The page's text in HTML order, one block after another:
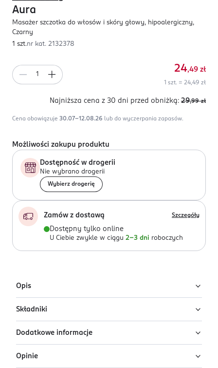
Aura
Masażer szczotka do włosów i skóry głowy, hipoalergiczny,
Czarny
1 szt.nr kat. 2132378
24,49 zł
1 szt. = 24,49 zł
Najniższa cena z 30 dni przed obniżką: 29,99 zł
Cena obowiązuje 30.07-12.08.26 lub do wyczerpania zapasów.
Możliwości zakupu produktu
Dostępność w drogerii
Nie wybrano drogerii
Wybierz drogerię
Zamów z dostawą Szczegóły
Dostępny tylko online
U Ciebie zwykle w ciągu 2-3 dni roboczych
Opis
Szczotka do masażu głowy Sister Young
Aura Black
Składniki
silikon, abs
Dodatkowe informacje
PRZYGOTOWANIE I STOSOWANIE
Opinie